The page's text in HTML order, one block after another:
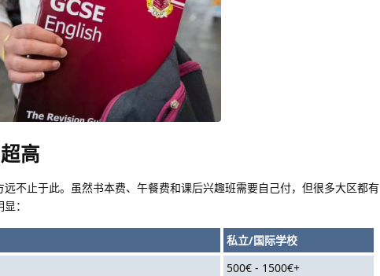
高
不止于此。虽然书本费、午餐费和课后兴趣班需要自己付，但很多大区都有
：
私立/国际学校
500€ - 1500€+